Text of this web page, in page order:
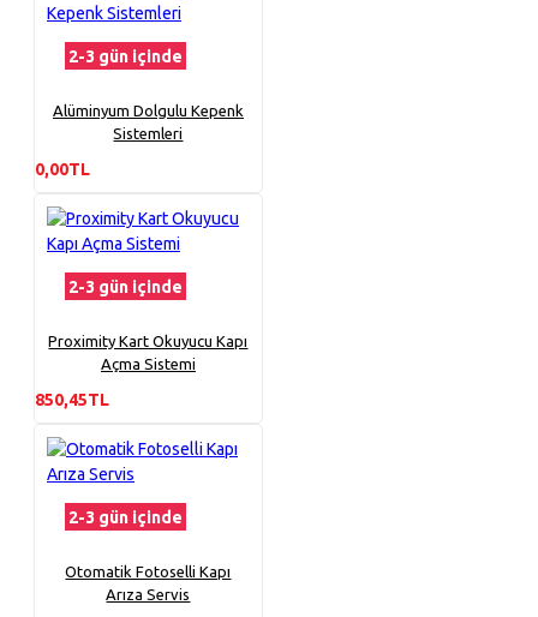
2-3 gün içinde
Alüminyum Dolgulu Kepenk
Sistemleri
0,00TL
2-3 gün içinde
Proximity Kart Okuyucu Kapı
Açma Sistemi
850,45TL
2-3 gün içinde
Otomatik Fotoselli Kapı
Arıza Servis